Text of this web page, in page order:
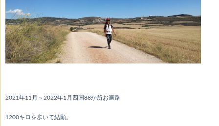
2021年11月～2022年1月四国88か所お遍路
1200キロを歩いて結願。